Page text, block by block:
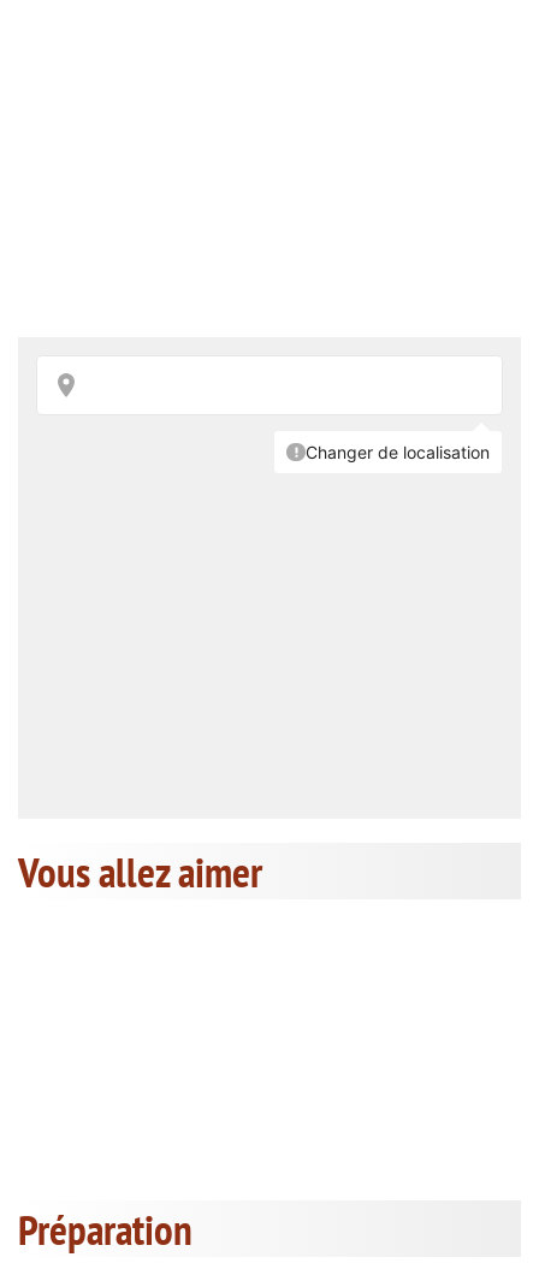
Vous allez aimer
Préparation